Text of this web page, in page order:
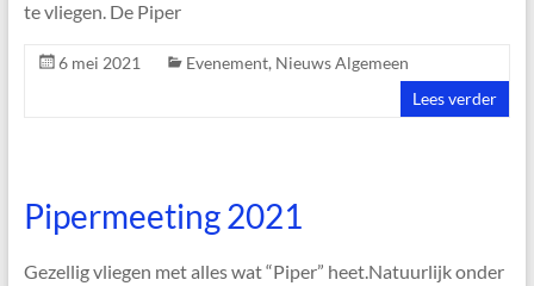
te vliegen. De Piper
6 mei 2021 Evenement, Nieuws Algemeen
Lees verder
Pipermeeting 2021
Gezellig vliegen met alles wat “Piper” heet.Natuurlijk onder